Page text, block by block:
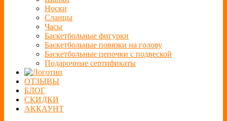
Носки
Сланцы
Часы
Баскетбольные фигурки
Баскетбольные повязки на голову
Баскетбольные цепочки с подвеской
Подарочные сертификаты
ОТЗЫВЫ
БЛОГ
СКИДКИ
АККАУНТ